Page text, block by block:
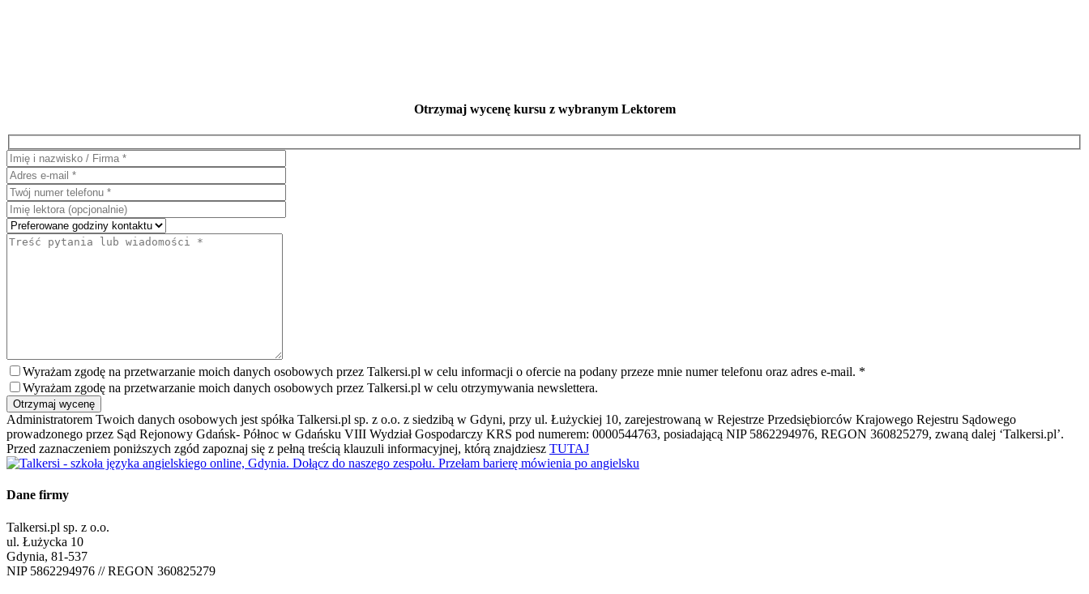
Otrzymaj wycenę kursu z wybranym Lektorem
Wyrażam zgodę na przetwarzanie moich danych osobowych przez Talkersi.pl w celu informacji o ofercie na podany przeze mnie numer telefonu oraz adres e-mail. *
Wyrażam zgodę na przetwarzanie moich danych osobowych przez Talkersi.pl w celu otrzymywania newslettera.
Otrzymaj wycenę
Administratorem Twoich danych osobowych jest spółka Talkersi.pl sp. z o.o. z siedzibą w Gdyni, przy ul. Łużyckiej 10, zarejestrowaną w Rejestrze Przedsiębiorców Krajowego Rejestru Sądowego
prowadzonego przez Sąd Rejonowy Gdańsk- Północ w Gdańsku VIII Wydział Gospodarczy KRS pod numerem: 0000544763, posiadającą NIP 5862294976, REGON 360825279, zwaną dalej ‘Talkersi.pl’.
Przed zaznaczeniem poniższych zgód zapoznaj się z pełną treścią klauzuli informacyjnej, którą znajdziesz TUTAJ
Dane firmy
Talkersi.pl sp. z o.o.
ul. Łużycka 10
Gdynia, 81-537
NIP 5862294976 // REGON 360825279